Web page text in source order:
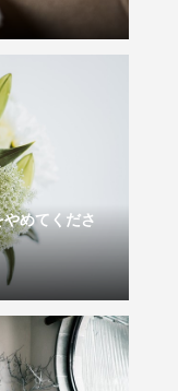
やめてくださ